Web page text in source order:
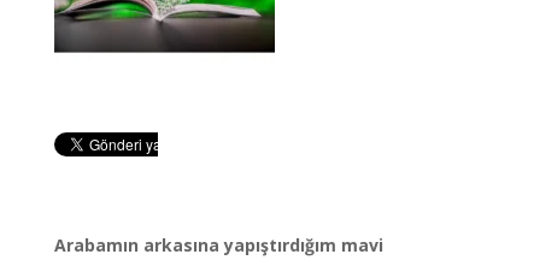
Arabamın arkasına yapıştırdığım mavi